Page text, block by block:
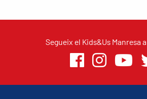
Segueix el Kids&Us Manresa